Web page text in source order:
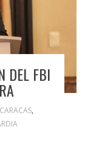
DEL FBI
CARACAS,